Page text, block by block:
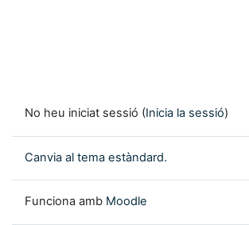
No heu iniciat sessió (Inicia la sessió)
Canvia al tema estàndard.
Funciona amb Moodle